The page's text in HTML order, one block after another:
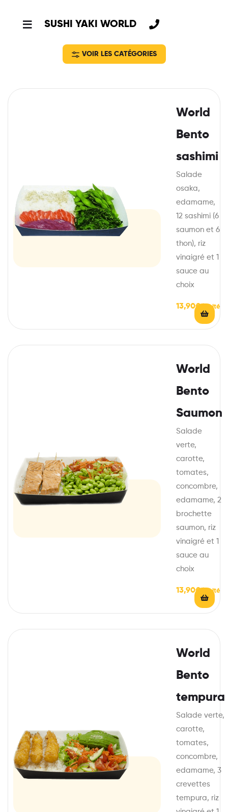
SUSHI YAKI WORLD
VOIR LES CATÉGORIES
World
Bento
sashimi
Salade
osaka,
edamame,
12 sashimi (6
saumon et 6
thon), riz
vinaigré et 1
sauce au
choix
13,90€
World
Bento
Saumon
Salade
verte,
carotte,
tomates,
concombre,
edamame, 2
brochette
saumon, riz
vinaigré et 1
sauce au
choix
13,90€
World
Bento
tempura
Salade verte,
carotte,
tomates,
concombre,
edamame, 3
crevettes
tempura, riz